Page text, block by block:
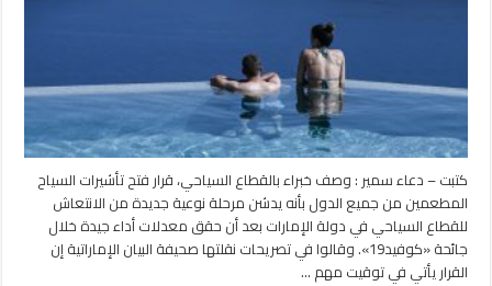
يدشن
مرحلة
جديدة
من
الانتعاش
مغلقة
كتبت – دعاء سمير : وصف خبراء بالقطاع السياحي، قرار فتح تأشيرات السياح
المطعمين من جميع الدول بأنه يدشن مرحلة نوعية جديدة من الانتعاش
للقطاع السياحي في دولة الإمارات بعد أن حقق معدلات أداء جيدة خلال
جائحة «كوفيد19». وقالوا في تصريحات نقلتها صحيفة البيان الإماراتية إن
القرار يأتي في توقيت مهم …